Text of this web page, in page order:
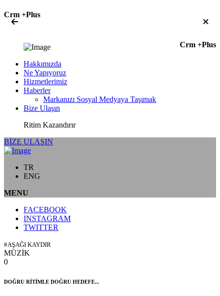
Crm +Plus
Crm +Plus
Hakkımızda
Ne Yapıyoruz
Hizmetlerimiz
Haberler
Markanızı Sosyal Medyaya Taşımak
Bize Ulaşın
Ritim Kazandırır
BİZE ULAŞIN
TR
ENG
MENU
FACEBOOK
INSTAGRAM
TWITTER
#AŞAĞI KAYDIR
MÜZİK
0
DOĞRU RİTİMLE DOĞRU HEDEFE...